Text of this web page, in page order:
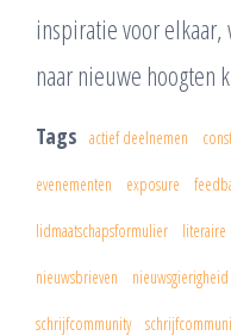
inspiratie voor
naar nieuwe hoogten
Tags actief deelnemen
evenementen exposure
lidmaatschapsformulier literaire
nieuwsbrieven nieuwsgierigheid
schrijfcommunity